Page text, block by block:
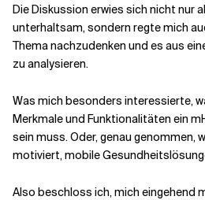
Verwandte Themen
Die Diskussion erwies sich nicht nur
unterhaltsam, sondern regte mich
Thema nachzudenken und es aus
zu analysieren.
Was mich besonders interessierte,
Merkmale und Funktionalitäten ein
sein muss. Oder, genau genommen,
motiviert, mobile
Also beschloss ich, mich eingehend